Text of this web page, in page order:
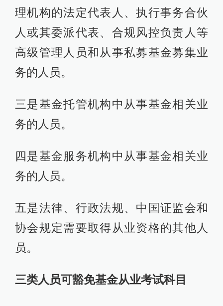
理机构的法定代表人、执行事务合伙
人或其委派代表、合规风控负责人等
高级管理人员和从事私募基金募集业
务的人员。
三是基金托管机构中从事基金相关业
务的人员。
四是基金服务机构中从事基金相关业
务的人员。
五是法律、行政法规、中国证监会和
协会规定需要取得从业资格的其他人
员。
三类人员可豁免基金从业考试科目